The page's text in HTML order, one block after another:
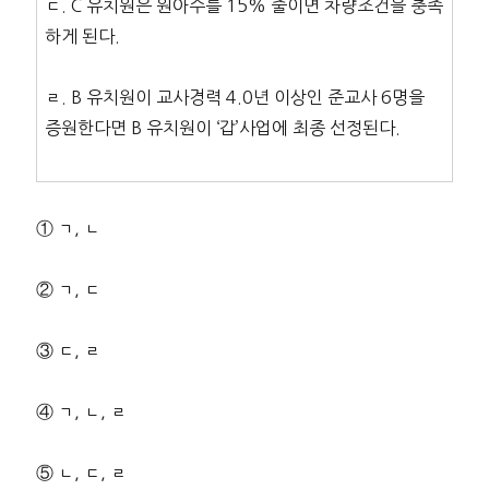
ㄷ. C 유치원은 원아수를 15% 줄이면 차량조건을 충족
하게 된다.
ㄹ. B 유치원이 교사경력 4.0년 이상인 준교사 6명을
증원한다면 B 유치원이 ‘갑’사업에 최종 선정된다.
① ㄱ, ㄴ
② ㄱ, ㄷ
③ ㄷ, ㄹ
④ ㄱ, ㄴ, ㄹ
⑤ ㄴ, ㄷ, ㄹ